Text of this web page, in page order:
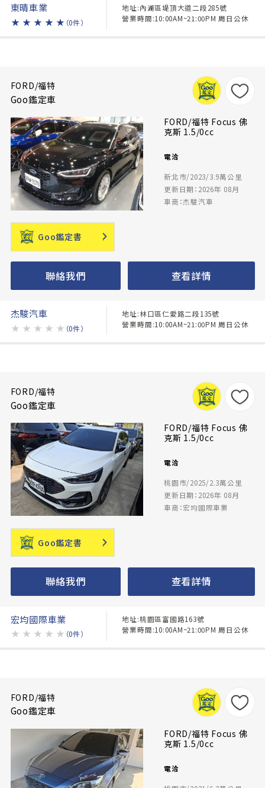
東晴車業
★ ★ ★ ★ ★ （0件）
地址:內湖區堤頂大道二段285號
營業時間:10:00AM~21:00PM 周日公休
FORD/福特
Goo鑑定車
FORD/福特 Focus 佛
克斯 1.5/0cc
電洽
新北市/2023/3.9萬公里
更新日期：2026年 08月
車商：杰駿汽車
Goo鑑定書
聯絡我們 查看詳情
杰駿汽車
★ ★ ★ ★ ★ （0件）
地址:林口區仁愛路二段135號
營業時間:10:00AM~21:00PM 周日公休
FORD/福特
Goo鑑定車
FORD/福特 Focus 佛
克斯 1.5/0cc
電洽
桃園市/2025/2.3萬公里
更新日期：2026年 08月
車商：宏均國際車業
Goo鑑定書
聯絡我們 查看詳情
宏均國際車業
★ ★ ★ ★ ★ （0件）
地址:桃園區富國路163號
營業時間:10:00AM~21:00PM 周日公休
FORD/福特
Goo鑑定車
FORD/福特 Focus 佛
克斯 1.5/0cc
電洽